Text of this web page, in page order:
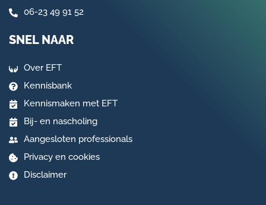
06-23 49 91 52
SNEL NAAR
Over EFT
Kennisbank
Kennismaken met EFT
Bij- en nascholing
Aangesloten professionals
Privacy en cookies
Disclaimer